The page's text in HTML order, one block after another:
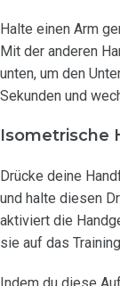
Halte einen Arm
Mit der anderen
unten, um den
Sekunden und
Isometrische
Drücke deine
und halte diesen
aktiviert die
sie auf das
Indem du diese